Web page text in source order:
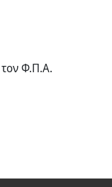
τον Φ.Π.Α.